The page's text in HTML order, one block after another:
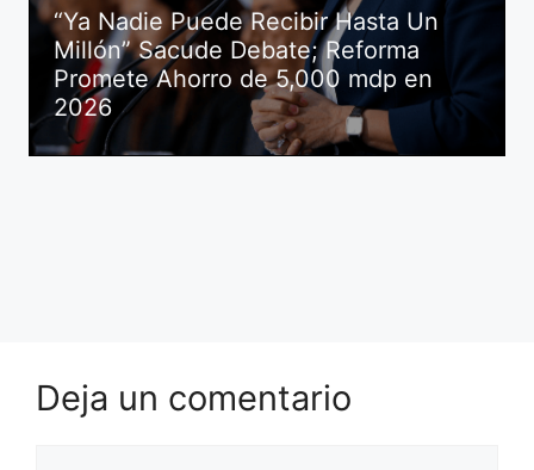
“Ya Nadie Puede Recibir Hasta Un
Millón” Sacude Debate; Reforma
Promete Ahorro de 5,000 mdp en
2026
Deja un comentario